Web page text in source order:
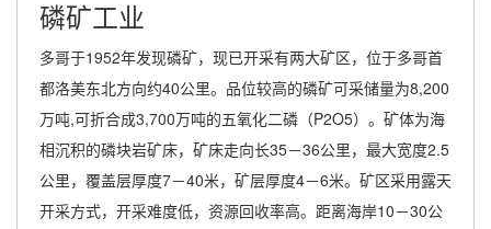
磷矿工业
多哥于1952年发现磷矿，现已开采有两大矿区，位于多哥首
都洛美东北方向约40公里。品位较高的磷矿可采储量为8,200
万吨,可折合成3,700万吨的五氧化二磷（P2O5）。矿体为海
相沉积的磷块岩矿床，矿床走向长35－36公里，最大宽度2.5
公里，覆盖层厚度7－40米，矿层厚度4－6米。矿区采用露天
开采方式，开采难度低，资源回收率高。距离海岸10－30公